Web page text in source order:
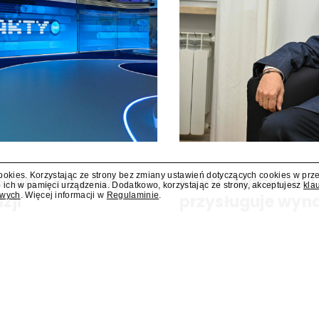
TVN 24 był
KRRiT:
Korzystając ze strony bez zmiany ustawień dotyczących cookies w
w pamięci urządzenia. Dodatkowo, korzystając ze strony, akceptujesz
. Więcej informacji w Regulaminie.